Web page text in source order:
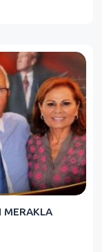
MERAKLA